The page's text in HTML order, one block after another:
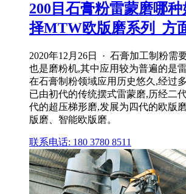
200目石膏粉雷蒙磨哪
择MTW欧版磨系列_方
2020年12月26日 · 石膏加工制粉需
也是磨粉机,其中应用较为普遍的是
在石膏制粉领域应用历史悠久,经过
已由初代的传统摆式雷蒙磨,历经二
代的超压梯形磨,发展为四代的欧版
版磨、智能欧版磨。
联系电话: 180 3780 8511